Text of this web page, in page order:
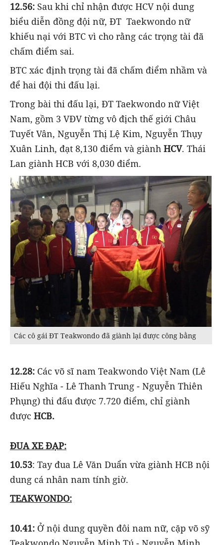
12.56: Sau khi chỉ nhận được HCV nội dung
biểu diễn đồng đội nữ, ĐT Taekwondo nữ
khiếu nại với BTC vì cho rằng các trọng tài đã
chấm điểm sai.
BTC xác định trọng tài đã chấm điểm nhầm và
để hai đội thi đấu lại.
Trong bài thi đấu lại, ĐT Taekwondo nữ Việt
Nam, gồm 3 VĐV từng vô địch thế giới Châu
Tuyết Vân, Nguyễn Thị Lệ Kim, Nguyễn Thụy
Xuân Linh, đạt 8,130 điểm và giành HCV. Thái
Lan giành HCB với 8,030 điểm.
Các cô gái ĐT Teakwondo đã giành lại được công bằng
12.28: Các võ sĩ nam Teakwondo Việt Nam (Lê
Hiếu Nghĩa - Lê Thanh Trung - Nguyễn Thiên
Phụng) thi đấu được 7.720 điểm, chỉ giành
được HCB.
ĐUA XE ĐẠP:
10.53: Tay đua Lê Văn Duẩn vừa giành HCB nội
dung cá nhân nam tính giờ.
TEAKWONDO:
10.41: Ở nội dung quyền đôi nam nữ, cặp võ sỹ